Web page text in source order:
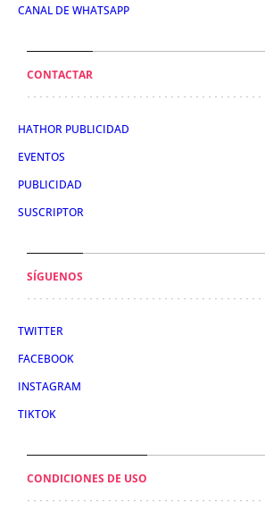
CANAL DE WHATSAPP
CONTACTAR
HATHOR PUBLICIDAD
EVENTOS
PUBLICIDAD
SUSCRIPTOR
SÍGUENOS
TWITTER
FACEBOOK
INSTAGRAM
TIKTOK
CONDICIONES DE USO